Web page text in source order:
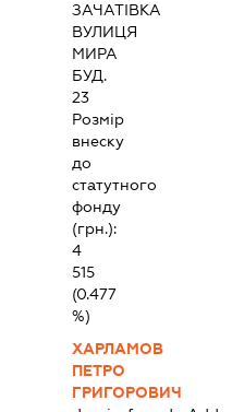
ЗАЧАТІВКА
ВУЛИЦЯ
МИРА
БУД.
23
Розмір
внеску
до
статутного
фонду
(грн.):
4
515
(0.477
%)
ХАРЛАМОВ
ПЕТРО
ГРИГОРОВИЧ